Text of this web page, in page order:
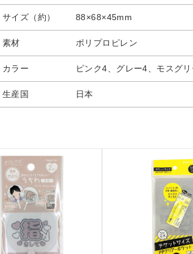
サイズ（約） 88×68×45mm
素材 ポリプロピレン
カラー ピンク4、グレー4、モスグ
生産国 日本